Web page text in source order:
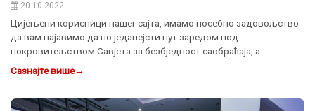
20.10.2022.
Цијењени корисници нашег сајта, имамо посебно задовољство
да вам најавимо да по једанејсти пут заредом под
покровитељством Савјета за безбједност саобраћаја, а …
Сазнајте више→